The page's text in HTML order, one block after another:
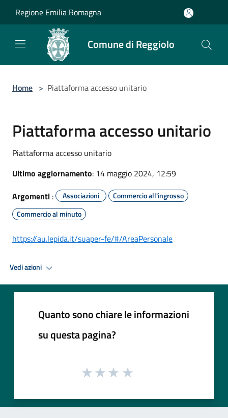
Regione Emilia Romagna
Comune di Reggiolo
Home > Piattaforma accesso unitario
Piattaforma accesso unitario
Piattaforma accesso unitario
Ultimo aggiornamento: 14 maggio 2024, 12:59
Argomenti : Associazioni
Commercio all'ingrosso
Commercio al minuto
https://au.lepida.it/suaper-fe/#/AreaPersonale
Vedi azioni
Quanto sono chiare le informazioni
su questa pagina?